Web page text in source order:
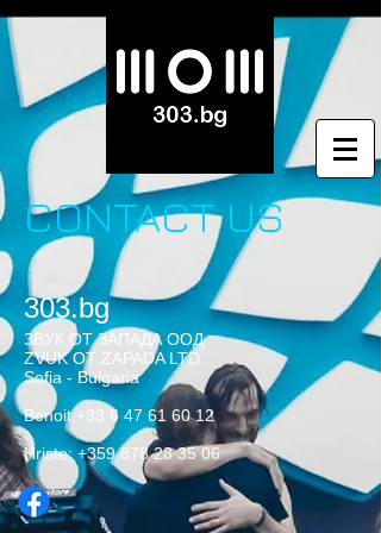
CONTACT US
303.bg
ЗВУК ОТ ЗАПАДА ООД
ZVUK OT ZAPADA LTD
Sofia - Bulgaria
Benoit:+33 6 47 61 60 12
Hristo:‭+359878 28 35 06